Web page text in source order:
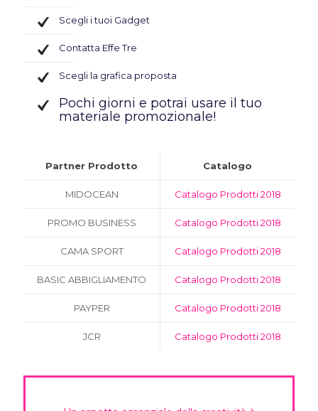
Scegli i tuoi Gadget
Contatta Effe Tre
Scegli la grafica proposta
Pochi giorni e potrai usare il tuo
materiale promozionale!
Partner Prodotto Catalogo
MIDOCEAN Catalogo Prodotti 2018
PROMO BUSINESS Catalogo Prodotti 2018
CAMA SPORT Catalogo Prodotti 2018
BASIC ABBIGLIAMENTO Catalogo Prodotti 2018
PAYPER Catalogo Prodotti 2018
JCR Catalogo Prodotti 2018